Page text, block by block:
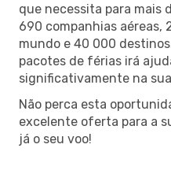
que necessita para mais
690 companhias aéreas,
mundo e 40 000
pacotes de férias irá
significativamente na
Não perca esta
excelente oferta para a
já o seu voo!